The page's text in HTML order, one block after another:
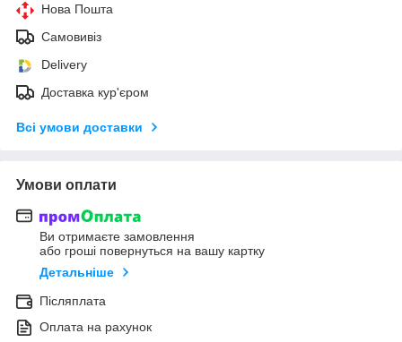
Нова Пошта
Самовивіз
Delivery
Доставка кур'єром
Всі умови доставки
Умови оплати
Ви отримаєте замовлення
або гроші повернуться на вашу картку
Детальніше
Післяплата
Оплата на рахунок